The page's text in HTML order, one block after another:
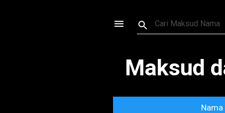
Maksud
Nama